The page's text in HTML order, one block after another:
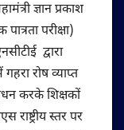
ज्ञान प्रकाश
परीक्षा)
द्वारा
रोष व्याप्त
करके शिक्षकों
स्तर पर